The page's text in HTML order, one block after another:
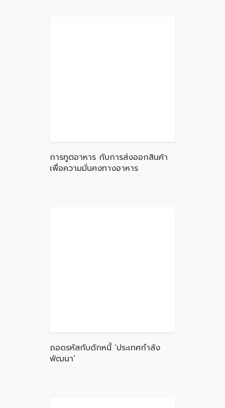
การทูตอาหาร กับการส่งออกสินค้า
เพื่อความมั่นคงทางอาหาร
ถอดรหัสกับดักหนี้ ‘ประเทศกำลัง
พัฒนา’